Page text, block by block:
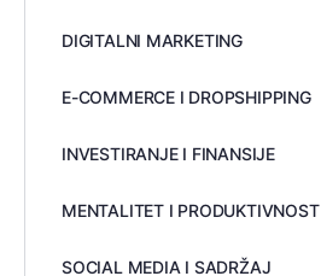
DIGITALNI MARKETING
E-COMMERCE I DROPSHIPPING
INVESTIRANJE I FINANSIJE
MENTALITET I PRODUKTIVNOST
SOCIAL MEDIA I SADRŽAJ